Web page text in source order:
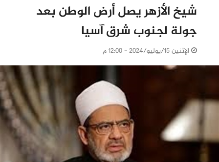
شيخ الأزهر يصل أرض الوطن بعد
جولة لجنوب شرق آسيا
الإثنين 15/يوليو/2024 - 12:00 م